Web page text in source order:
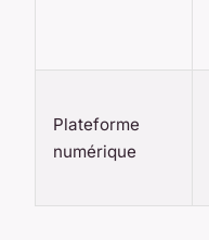
Plateforme
numérique